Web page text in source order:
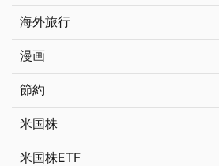
海外旅行
漫画
節約
米国株
米国株ETF